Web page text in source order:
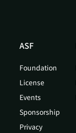
ASF
Foundation
License
Events
Sponsorship
Privacy